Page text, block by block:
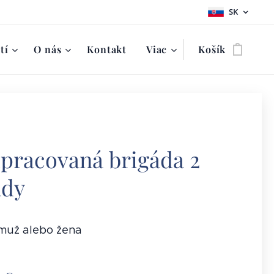
SK
O nás Kontakt Viac Košík
brigáda 2
alebo žena